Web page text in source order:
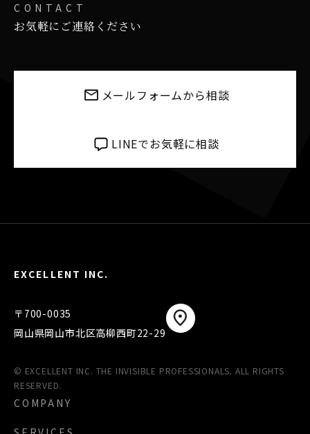
CONTACT
お気軽にご連絡ください
メールフォームから相談
LINEでお気軽に相談
EXCELLENT INC.
〒700-0035
岡山県岡山市北区高柳西町22-29
© EXCELLENT INC. THE INVISIBLE PROFESSIONALS. ALL RIGHTS
RESERVED.
COMPANY